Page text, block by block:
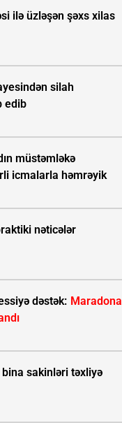
ilə üzləşən şəxs xilas
silah
edib
müstəmləkə
icmalarla həmrəyik
nəticələr
dəstək: Maradona
bina sakinləri təxliyə